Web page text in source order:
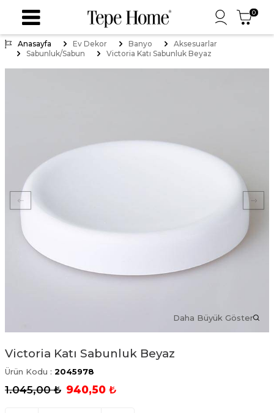
0
Anasayfa Ev Dekor Banyo
Aksesuarlar
Sabunluk/Sabun
Victoria Katı Sabunluk Beyaz
Daha Büyük Göster
Victoria Katı Sabunluk Beyaz
Ürün Kodu : 2045978
1.045,00₺ 940,50 ₺